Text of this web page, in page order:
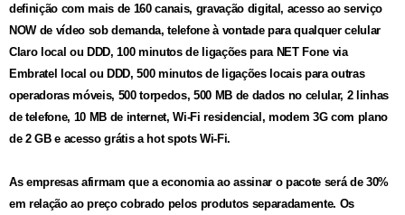
definição com mais de 160 canais, gravação digital, acesso ao serviço
NOW de vídeo sob demanda, telefone à vontade para qualquer celular
Claro local ou DDD, 100 minutos de ligações para NET Fone via
Embratel local ou DDD, 500 minutos de ligações locais para outras
operadoras móveis, 500 torpedos, 500 MB de dados no celular, 2 linhas
de telefone, 10 MB de internet, Wi-Fi residencial, modem 3G com plano
de 2 GB e acesso grátis a hot spots Wi-Fi.
As empresas afirmam que a economia ao assinar o pacote será de 30%
em relação ao preço cobrado pelos produtos separadamente. Os